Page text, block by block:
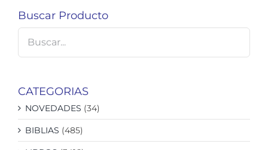
Buscar Producto
CATEGORIAS
NOVEDADES (34)
BIBLIAS (485)